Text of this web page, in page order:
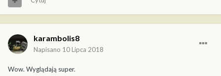
karambolis8
Napisano 10 Lipca 2018
Wow. Wyglądają super.